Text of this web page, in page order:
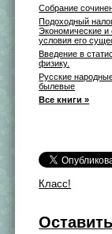
Собрание
Подоходный
Экономические
условия его
Введение в
физику.
Русские
былевые
Все книги »
Класс!